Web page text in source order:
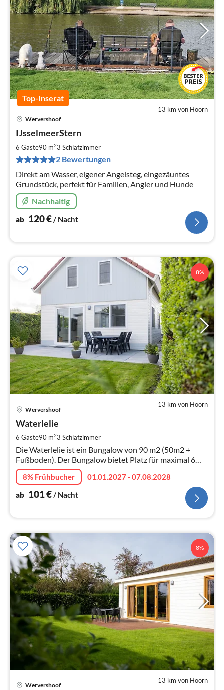
Top-Inserat
13 km von Hoorn
Wervershoof
IJsselmeerStern
6 Gäste90 m23 Schlafzimmer
2 Bewertungen
Direkt am Wasser, eigener Angelsteg, eingezäuntes
Grundstück, perfekt für Familien, Angler und Hunde
Nachhaltig
ab 120€/ Nacht
8%
13 km von Hoorn
Wervershoof
Waterlelie
6 Gäste90 m23 Schlafzimmer
Die Waterlelie ist ein Bungalow von 90 m2 (50m2 +
Fußboden). Der Bungalow bietet Platz für maximal 6
Personen.
8% Frühbucher
01.01.2027 - 07.08.2028
ab 101€/ Nacht
8%
13 km von Hoorn
Wervershoof